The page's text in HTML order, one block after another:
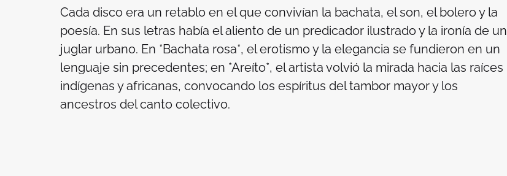
Cada disco era un retablo en el que convivían la bachata, el son, el bolero y la
poesía. En sus letras había el aliento de un predicador ilustrado y la ironía de un
juglar urbano. En *Bachata rosa*, el erotismo y la elegancia se fundieron en un
lenguaje sin precedentes; en *Areíto*, el artista volvió la mirada hacia las raíces
indígenas y africanas, convocando los espíritus del tambor mayor y los
ancestros del canto colectivo.